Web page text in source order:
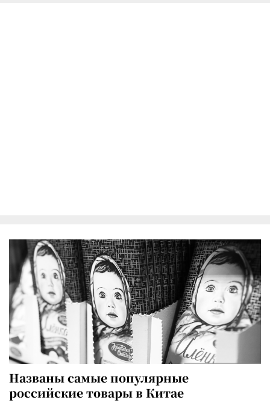
Названы самые популярные
российские товары в Китае